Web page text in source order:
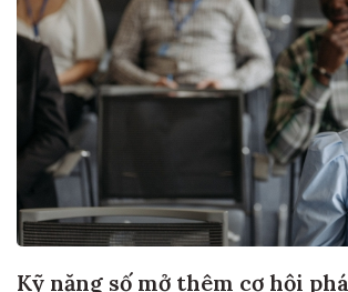
Kỹ năng số mở thêm cơ hội